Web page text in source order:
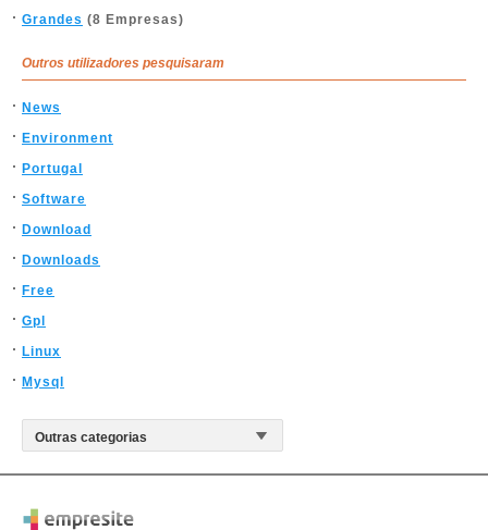
Grandes (8 Empresas)
Outros utilizadores pesquisaram
News
Environment
Portugal
Software
Download
Downloads
Free
Gpl
Linux
Mysql